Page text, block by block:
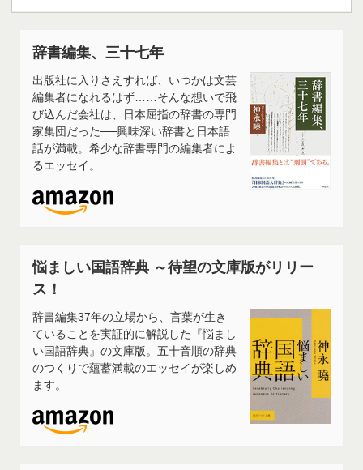
辞書編集、三十七年
出版社に入りさえすれば、いつかは文芸
編集者になれるはず……そんな想いで飛
び込んだ会社は、日本屈指の辞書の専門
家集団だった──興味深い辞書と日本語
話が満載。希少な辞書専門の編集者によ
るエッセイ。
悩ましい国語辞典 ～待望の文庫版がリリー
ス！
辞書編集37年の立場から、言葉が生き
ていることを実証的に解説した『悩まし
い国語辞典』の文庫版。五十音順の辞典
のつくりで蘊蓄満載のエッセイが楽しめ
ます。